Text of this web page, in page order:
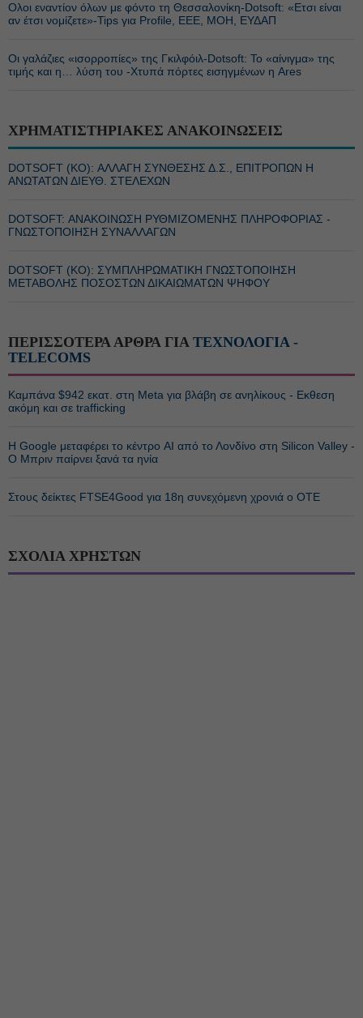
Ολοι εναντίον όλων με φόντο τη Θεσσαλονίκη-Dotsoft: «Ετσι είναι
αν έτσι νομίζετε»-Tips για Profile, EEE, ΜΟΗ, ΕΥΔΑΠ
Οι γαλάζιες «ισορροπίες» της Γκιλφόιλ-Dotsoft: Το «αίνιγμα» της
τιμής και η… λύση του -Χτυπά πόρτες εισηγμένων η Ares
ΧΡΗΜΑΤΙΣΤΗΡΙΑΚΕΣ ΑΝΑΚΟΙΝΩΣΕΙΣ
DOTSOFT (ΚΟ): ΑΛΛΑΓΗ ΣΥΝΘΕΣΗΣ Δ.Σ., ΕΠΙΤΡΟΠΩΝ Η
ΑΝΩΤΑΤΩΝ ΔΙΕΥΘ. ΣΤΕΛΕΧΩΝ
DOTSOFT: ΑΝΑΚΟΙΝΩΣΗ ΡΥΘΜΙΖΟΜΕΝΗΣ ΠΛΗΡΟΦΟΡΙΑΣ -
ΓΝΩΣΤΟΠΟΙΗΣΗ ΣΥΝΑΛΛΑΓΩΝ
DOTSOFT (ΚΟ): ΣΥΜΠΛΗΡΩΜΑΤΙΚΗ ΓΝΩΣΤΟΠΟΙΗΣΗ
ΜΕΤΑΒΟΛΗΣ ΠΟΣΟΣΤΩΝ ΔΙΚΑΙΩΜΑΤΩΝ ΨΗΦΟΥ
ΠΕΡΙΣΣΟΤΕΡΑ ΑΡΘΡΑ ΓΙΑ ΤΕΧΝΟΛΟΓΙΑ -
TELECOMS
Καμπάνα $942 εκατ. στη Meta για βλάβη σε ανηλίκους - Εκθεση
ακόμη και σε trafficking
Η Google μεταφέρει το κέντρο AI από το Λονδίνο στη Silicon Valley -
Ο Μπριν παίρνει ξανά τα ηνία
Στους δείκτες FTSE4Good για 18η συνεχόμενη χρονιά ο ΟΤΕ
ΣΧΟΛΙΑ ΧΡΗΣΤΩΝ